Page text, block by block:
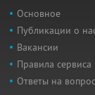
Основное
Публикации о
Вакансии
Правила сервиса
Ответы на